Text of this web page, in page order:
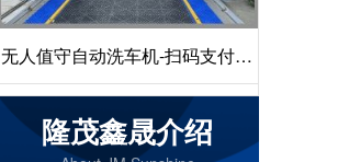
无人值守自动洗车机-扫码支付24
小时不停机洗车[隆茂鑫晟]
隆茂鑫晟介绍